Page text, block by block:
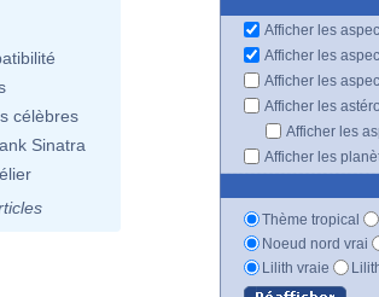
célèbres
Sinatra
Afficher les
Afficher les
Afficher les
Afficher les
Afficher les
Afficher les
Thème tropical
Noeud nord vrai
Lilith vraie